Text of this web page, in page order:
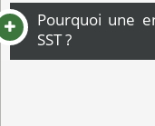
Pourquoi une
SST ?